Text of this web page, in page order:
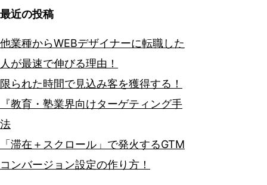
最近の投稿
他業種からWEBデザイナーに転職した
人が最速で伸びる理由！
限られた時間で見込み客を獲得する！
『教育・塾業界向けターゲティング手
法
「滞在＋スクロール」で発火するGTM
コンバージョン設定の作り方！